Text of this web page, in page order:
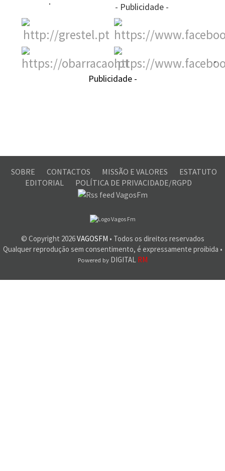
- Publicidade -
-
Publicidade -
SOBRE CONTACTOS MISSÃO E VALORES
ESTATUTO
EDITORIAL
POLÍTICA DE PRIVACIDADE/RGPD
© Copyright 2026VAGOSFM • Todos os direitos reservados
Qualquer reprodução sem consentimento, é expressamente proibida •
Powered byDIGITAL RM